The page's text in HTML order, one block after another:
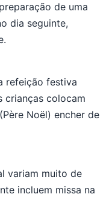
de uma
dia seguinte,
refeição festiva
crianças colocam
Noël) encher de
variam muito de
incluem missa na